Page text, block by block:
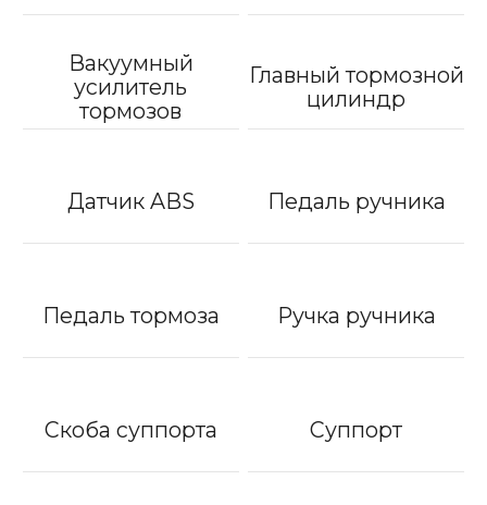
Вакуумный
усилитель
тормозов
Главный тормозной
цилиндр
Датчик ABS Педаль ручника
Педаль тормоза Ручка ручника
Скоба суппорта Суппорт